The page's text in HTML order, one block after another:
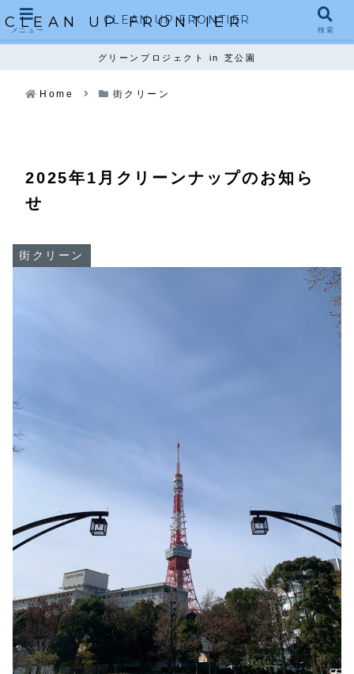
CLEAN UP FRONTIER
グリーンプロジェクト in 芝公園
Home 街クリーン
2025年1月クリーンナップのお知ら
せ
街クリーン
メニュー
CLEAN UP FRONTIER
検索